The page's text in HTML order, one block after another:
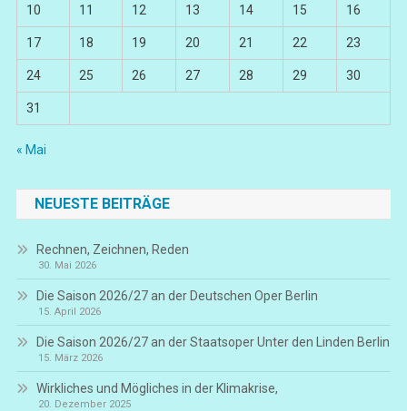
10 11 12 13 14 15 16
17 18 19 20 21 22 23
24 25 26 27 28 29 30
31
« Mai
NEUESTE BEITRÄGE
Rechnen, Zeichnen, Reden
30. Mai 2026
Die Saison 2026/27 an der Deutschen Oper Berlin
15. April 2026
Die Saison 2026/27 an der Staatsoper Unter den Linden Berlin
15. März 2026
Wirkliches und Mögliches in der Klimakrise,
20. Dezember 2025